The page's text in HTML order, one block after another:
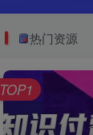
热门资源
TOP1